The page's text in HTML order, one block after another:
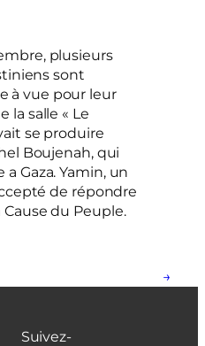
plusieurs
sont
à vue pour leur
la salle « Le
se produire
Boujenah, qui
Gaza. Yamin, un
de répondre
du Peuple.
→
Suivez-